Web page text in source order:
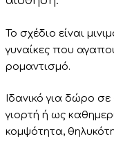
Το σχέδιο είναι
γυναίκες που
ρομαντισμό.
Ιδανικό για δώρο
γιορτή ή ως
κομψότητα,